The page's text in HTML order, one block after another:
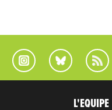
L'EQUIPE